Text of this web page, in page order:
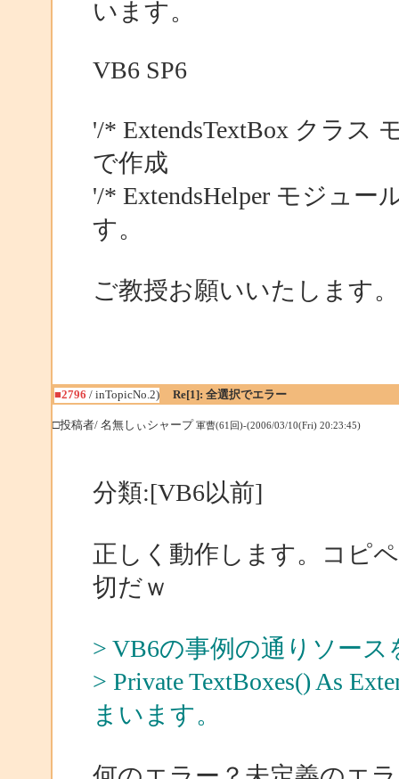
います。
VB6 SP6
'/* ExtendsTextBox クラ
で作成
'/* ExtendsHelper モジュ
す。
ご教授お願いいたします。
■2796 / inTopicNo.2) Re[1]: 全選択でエラー
□投稿者/ 名無しぃシャープ 軍曹(61回)-(2006/03/10(Fri) 20:23:45)
分類:[VB6以前]
正しく動作します。コピ
切だｗ
> VB6の事例の通りソー
> Private TextBoxes() As
まいます。